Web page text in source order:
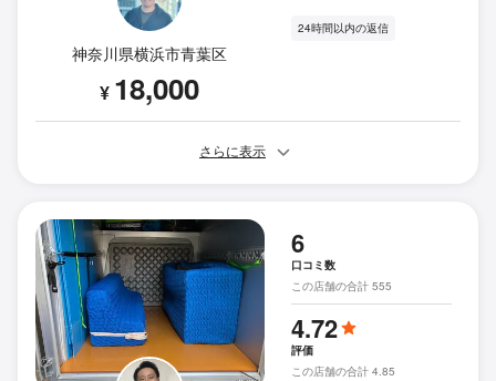
神奈川県横浜市青葉区
¥ 18,000
24時間以内の返信
さらに表示
6
口コミ数
この店舗の合計 555
4.72
評価
この店舗の合計 4.85